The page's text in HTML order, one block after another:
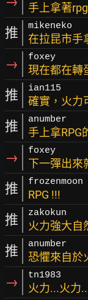
手上拿著
推 mikeneko
在拉昆市手
→ foxey
現在都在轉
推 ian115
確實，火力
推 anumber
手上拿RPG
→ foxey
下一彈出來
推 frozenmoon
RPG !!!
推 zakokun
火力強大自
推 anumber
恐懼來自於
→ tn1983
火力...火力